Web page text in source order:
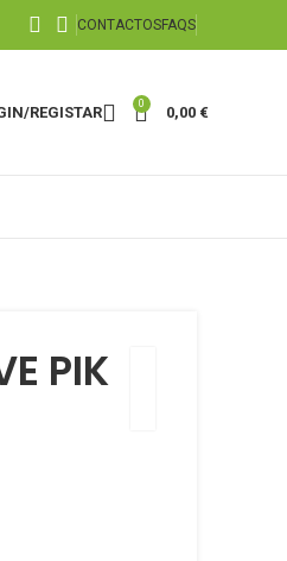
CONTACTOSFAQS
REGISTAR
0
0,00 €
PIK